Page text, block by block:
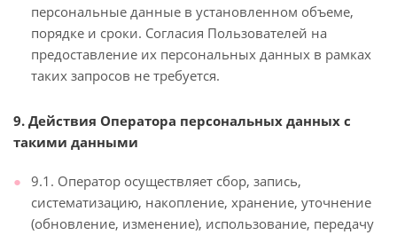
персональные данные в установленном объеме,
порядке и сроки. Согласия Пользователей на
предоставление их персональных данных в рамках
таких запросов не требуется.
9. Действия Оператора персональных данных с
такими данными
9.1. Оператор осуществляет сбор, запись,
систематизацию, накопление, хранение, уточнение
(обновление, изменение), использование, передачу